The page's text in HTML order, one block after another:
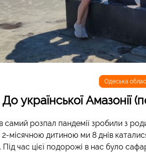
Одеська
До української
самий розпал пандемії зробили з
місячною дитиною ми 8 днів
Під час цієї подорожі в нас було